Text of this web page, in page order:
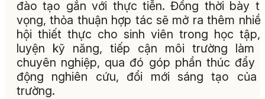
đào tạo gắn với thực tiễn. Đồng thời bày
vọng, thỏa thuận hợp tác sẽ mở ra thêm
hội thiết thực cho sinh viên trong học tập,
luyện kỹ năng, tiếp cận môi trường làm
chuyên nghiệp, qua đó góp phần thúc đẩy
động nghiên cứu, đổi mới sáng tạo của
trường.